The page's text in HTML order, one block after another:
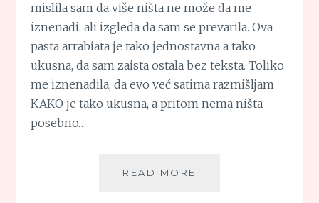
mislila sam da više ništa ne može da me
iznenadi, ali izgleda da sam se prevarila. Ova
pasta arrabiata je tako jednostavna a tako
ukusna, da sam zaista ostala bez teksta. Toliko
me iznenadila, da evo već satima razmišljam
KAKO je tako ukusna, a pritom nema ništa
posebno…
READ MORE